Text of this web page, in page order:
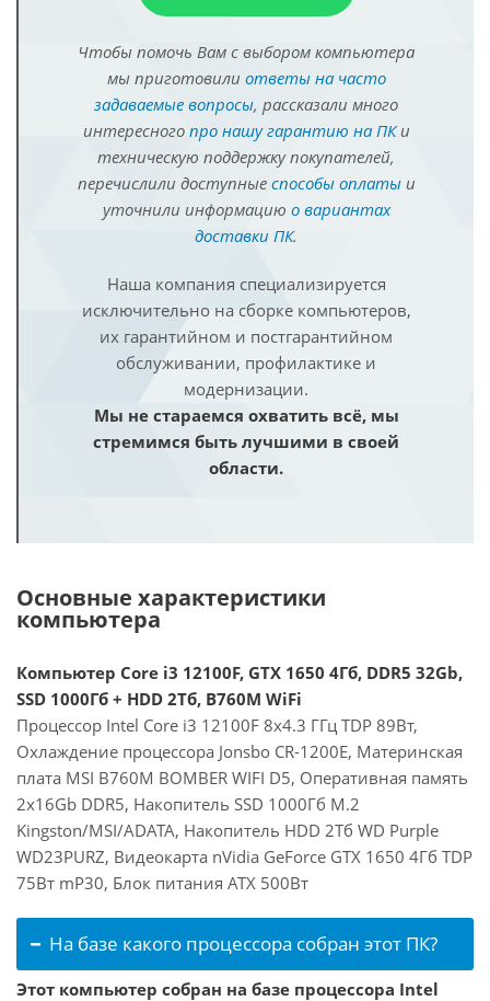
Чтобы помочь Вам с выбором компьютера
мы приготовили ответы на часто
задаваемые вопросы, рассказали много
интересного про нашу гарантию на ПКи
техническую поддержку покупателей,
перечислили доступные способы оплатыи
уточнили информацию о вариантах
доставки ПК.
Наша компания специализируется
исключительно на сборке компьютеров,
их гарантийном и постгарантийном
обслуживании, профилактике и
модернизации.
Мы не стараемся охватить всё, мы
стремимся быть лучшими в своей
области.
Основные характеристики
компьютера
Компьютер Core i3 12100F, GTX 1650 4Гб, DDR5 32Gb,
SSD 1000Гб + HDD 2Тб, B760M WiFi
Процессор Intel Core i3 12100F 8x4.3 ГГц TDP 89Вт,
Охлаждение процессора Jonsbo CR-1200E, Материнская
плата MSI B760M BOMBER WIFI D5, Оперативная память
2x16Gb DDR5, Накопитель SSD 1000Гб M.2
Kingston/MSI/ADATA, Накопитель HDD 2Тб WD Purple
WD23PURZ, Видеокарта nVidia GeForce GTX 1650 4Гб TDP
75Вт mP30, Блок питания ATX 500Вт
На базе какого процессора собран этот ПК?
Этот компьютер собран на базе процессора Intel